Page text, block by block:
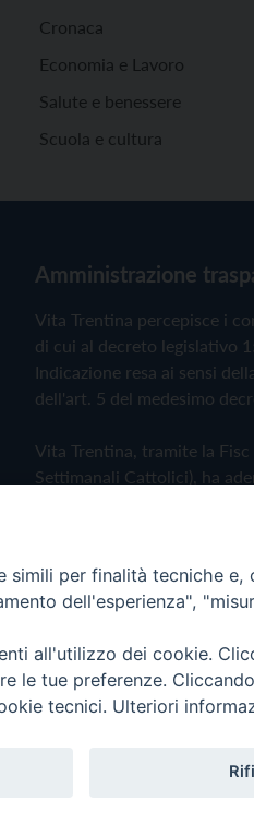
Cronaca
Economia e Lavoro
Salute e benessere
Scuola e cultura
Amministrazione
Vita Trentina percepisce i
di cui al decreto legislativo
Indicazione resa ai sensi
dell'art. 5 del medesimo
Vita Trentina, tramite la Fisc
Settimanali Cattolici), ha
Privacy Policy Cookie
Editrice
simili per finalità tecniche
dell'esperienza",
all'utilizzo dei cookie.
le tue preferenze.
tecnici. Ulteriori